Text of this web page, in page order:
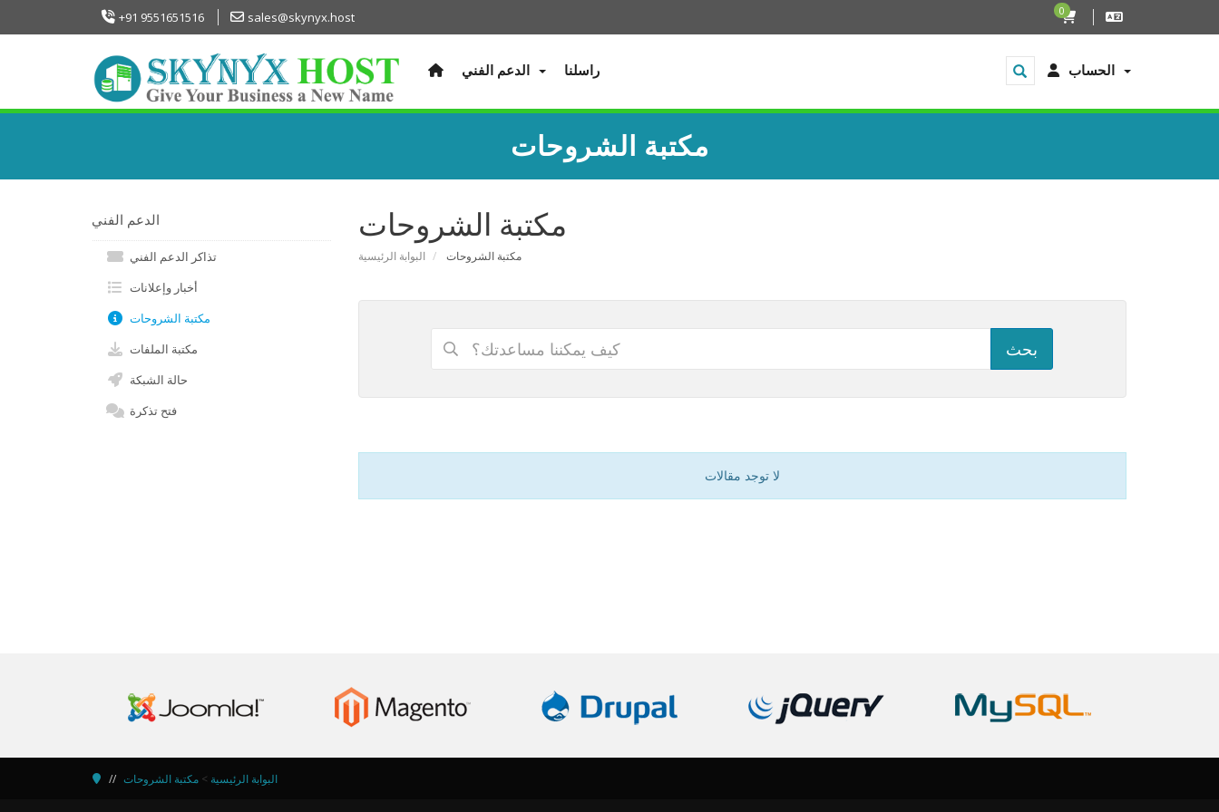
+91 9551651516 sales@skynyx.host 0
الحساب الدعم الفني راسلنا
مكتبة الشروحات
مكتبة الشروحات
البوابة الرئيسية مكتبة الشروحات
لا توجد مقالات
الدعم الفني
تذاكر الدعم الفني
أخبار وإعلانات
مكتبة الشروحات
مكتبة الملفات
حالة الشبكة
فتح تذكرة
البوابة الرئيسية > مكتبة الشروحات